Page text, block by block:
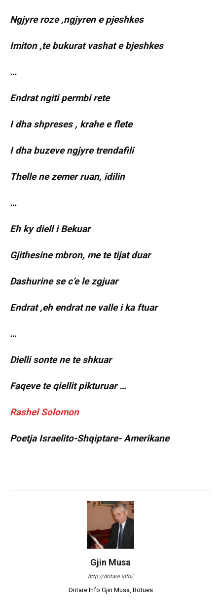
Ngjyre roze ,ngjyren e pjeshkes
Imiton ,te bukurat vashat e bjeshkes
…
Endrat ngiti permbi rete
I dha shpreses , krahe e flete
I dha buzeve ngjyre trendafili
Thelle ne zemer ruan, idilin
…
Eh ky diell i Bekuar
Gjithesine mbron, me te tijat duar
Dashurine se c’e le zgjuar
Endrat ,eh endrat ne valle i ka ftuar
…
Dielli sonte ne te shkuar
Faqeve te qiellit pikturuar …
Rashel Solomon
Poetja Israelito-Shqiptare- Amerikane
Gjin Musa
http://dritare.info/
Dritare.Info Gjin Musa, Botues